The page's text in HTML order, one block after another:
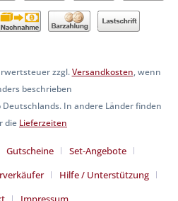
zzgl.Versandkosten, wenn
beschrieben
In andere Länder finden
die Lieferzeiten
Gutscheine
Set-Angebote
Hilfe / Unterstützung